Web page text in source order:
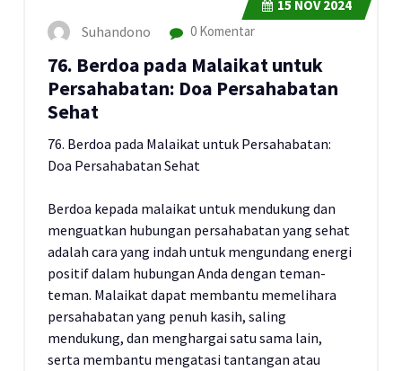
15 NOV 2024
Suhandono 0 Komentar
76. Berdoa pada Malaikat untuk
Persahabatan: Doa Persahabatan
Sehat
76. Berdoa pada Malaikat untuk Persahabatan:
Doa Persahabatan Sehat
Berdoa kepada malaikat untuk mendukung dan
menguatkan hubungan persahabatan yang sehat
adalah cara yang indah untuk mengundang energi
positif dalam hubungan Anda dengan teman-
teman. Malaikat dapat membantu memelihara
persahabatan yang penuh kasih, saling
mendukung, dan menghargai satu sama lain,
serta membantu mengatasi tantangan atau